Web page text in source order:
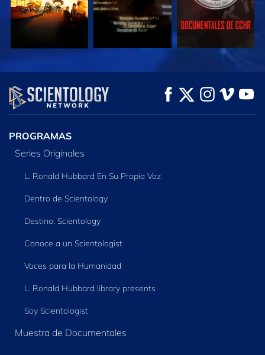
VE
EXPLORA LAS
SERIES
PROGRAMAS
Series Originales
L. Ronald Hubbard En Su Propia Voz
Dentro de Scientology
Destino: Scientology
Conoce a un Scientologist
Voces para la Humanidad
L. Ronald Hubbard library presents
Soy Scientologist
Muestra de Documentales